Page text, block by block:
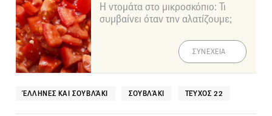
Η ντομάτα στο μικροσκόπιο: Τι
συμβαίνει όταν την αλατίζουμε;
ΣΥΝΕΧΕΙΑ
ΈΛΛΗΝΕΣ ΚΑΙ ΣΟΥΒΛΆΚΙ ΣΟΥΒΛΆΚΙ ΤΕΎΧΟΣ 22